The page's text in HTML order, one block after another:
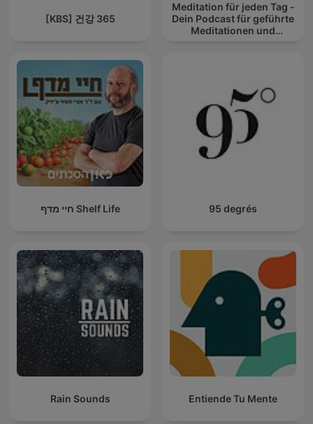
[KBS] 건강 365
Meditation für jeden Tag -
Dein Podcast für geführte
Meditationen und
חיי מדף Shelf Life 95 degrés
Rain Sounds Entiende Tu Mente